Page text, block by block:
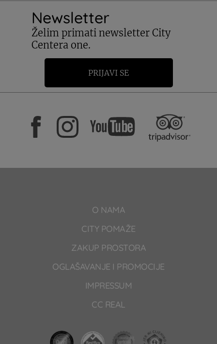
Newsletter
Želim primati newsletter City
Centera one.
PRIJAVI SE
O NAMA
CITY POMAŽE
ZAKUP PROSTORA
OGLAŠAVANJE I PROMOCIJE
IMPRESSUM
CC REAL